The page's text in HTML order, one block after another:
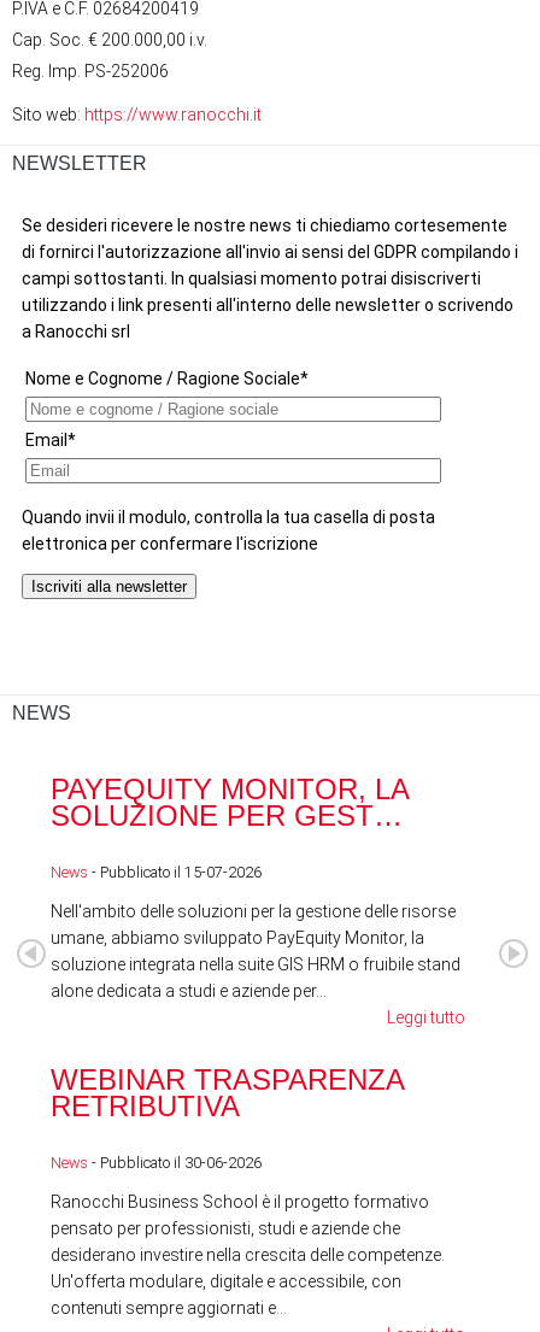
P.IVA e C.F. 02684200419
Cap. Soc. € 200.000,00 i.v.
Reg. Imp. PS-252006
Sito web: https://www.ranocchi.it
NEWSLETTER
NEWS
PAYEQUITY MONITOR, LA
SOLUZIONE PER GEST…
News - Pubblicato il 15-07-2026
Nell'ambito delle soluzioni per la gestione delle risorse
umane, abbiamo sviluppato PayEquity Monitor, la
soluzione integrata nella suite GIS HRM o fruibile stand
alone dedicata a studi e aziende per...
Leggi tutto
WEBINAR TRASPARENZA
RETRIBUTIVA
News - Pubblicato il 30-06-2026
Ranocchi Business School è il progetto formativo
pensato per professionisti, studi e aziende che
desiderano investire nella crescita delle competenze.
Un'offerta modulare, digitale e accessibile, con
contenuti sempre aggiornati e...